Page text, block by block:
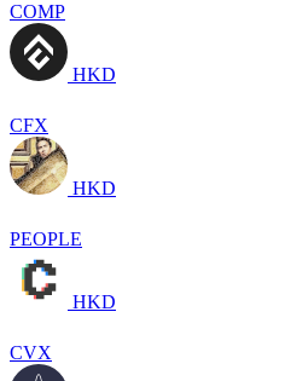
COMP
HKD
CFX
HKD
PEOPLE
HKD
CVX